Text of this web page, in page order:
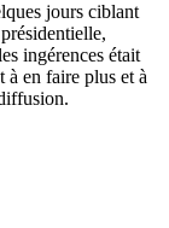
jours ciblant
ingérences était
à en faire plus et à